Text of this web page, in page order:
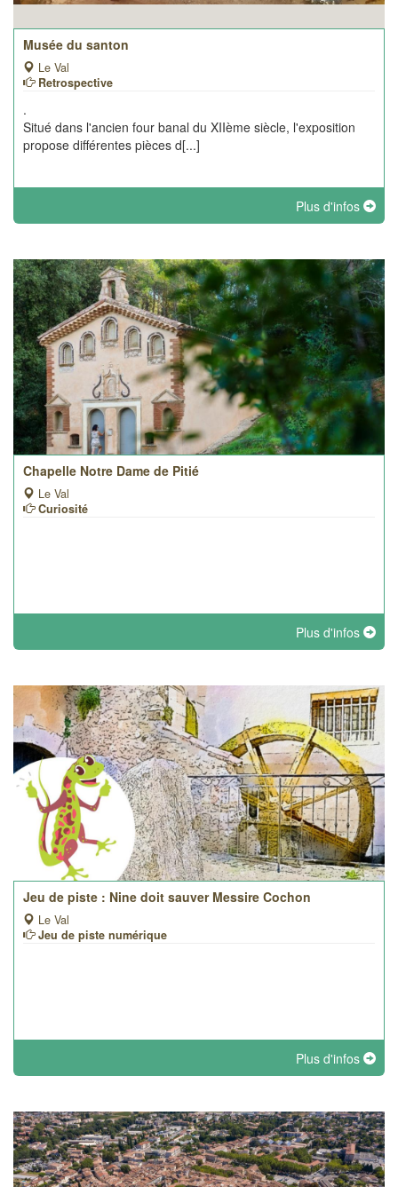
Musée du santon
Le Val
Retrospective
.
Situé dans l'ancien four banal du XIIème siècle, l'exposition
propose différentes pièces d[...]
Plus d'infos
Chapelle Notre Dame de Pitié
Le Val
Curiosité
Plus d'infos
Jeu de piste : Nine doit sauver Messire Cochon
Le Val
Jeu de piste numérique
Plus d'infos